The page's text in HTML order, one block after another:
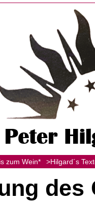
zum Wein* >Hilgard´s
des